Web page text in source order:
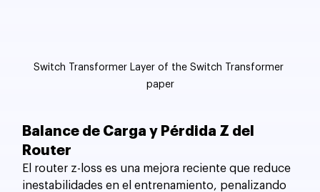
Switch Transformer Layer of the Switch Transformer
paper
Balance de Carga y Pérdida Z del
Router
El router z-loss es una mejora reciente que reduce
inestabilidades en el entrenamiento, penalizando